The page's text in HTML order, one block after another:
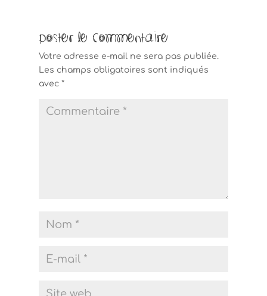
Poster le commentaire
Votre adresse e-mail ne sera pas publiée.
Les champs obligatoires sont indiqués
avec *